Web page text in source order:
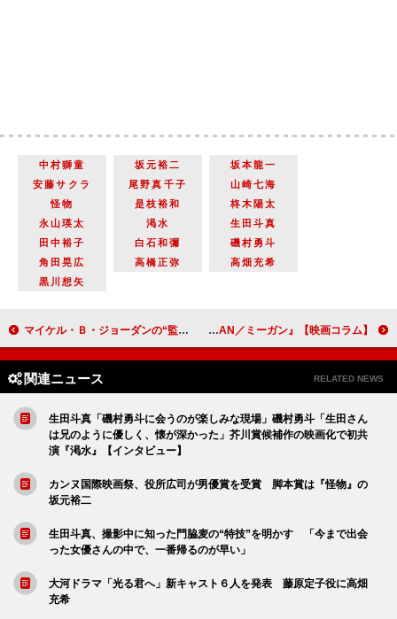
中村獅童 坂元裕二
坂本龍一
安藤サクラ
尾野真千子
山崎七海
怪物
是枝裕和
柊木陽太
永山瑛太
渇水
生田斗真
田中裕子
白石和彌
磯村勇斗
角田晃広
高橋正弥
高畑充希
黒川想矢
マイケル・Ｂ・ジョーダンの“監督デビュー戦”『クリード 過去の逆襲』／いい意味でのＢ級ＳＦ感が漂う『65／シックスティ・ファイブ』【映画コラム】 若者の背中に手を添えて、『大丈夫だよ』と優しいエールを送るような『水は海に向かって流れる』／ホラーにひねりの効いたダークユーモアを絡ませた『M3GAN／ミーガン』【映画コラム】
関連ニュース RELATED NEWS
生田斗真「磯村勇斗に会うのが楽しみな現場」磯村勇斗「生田さん
は兄のように優しく、懐が深かった」芥川賞候補作の映画化で初共
演『渇水』【インタビュー】
カンヌ国際映画祭、役所広司が男優賞を受賞 脚本賞は『怪物』の
坂元裕二
生田斗真、撮影中に知った門脇麦の“特技”を明かす 「今まで出会
った女優さんの中で、一番帰るのが早い」
大河ドラマ「光る君へ」新キャスト６人を発表 藤原定子役に高畑
充希